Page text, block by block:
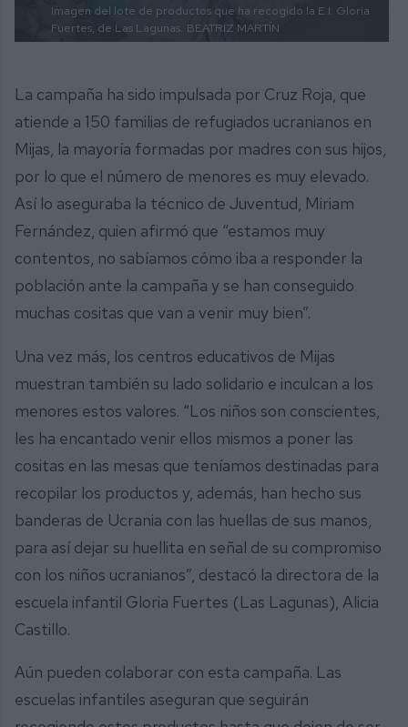
Imagen del lote de productos que ha recogido la E.I. Gloria
Fuertes, de Las Lagunas. BEATRIZ MARTÍN
La campaña ha sido impulsada por Cruz Roja, que
atiende a 150 familias de refugiados ucranianos en
Mijas, la mayoría formadas por madres con sus hijos,
por lo que el número de menores es muy elevado.
Así lo aseguraba la técnico de Juventud, Miriam
Fernández, quien afirmó que “estamos muy
contentos, no sabíamos cómo iba a responder la
población ante la campaña y se han conseguido
muchas cositas que van a venir muy bien”.
Una vez más, los centros educativos de Mijas
muestran también su lado solidario e inculcan a los
menores estos valores. “Los niños son conscientes,
les ha encantado venir ellos mismos a poner las
cositas en las mesas que teníamos destinadas para
recopilar los productos y, además, han hecho sus
banderas de Ucrania con las huellas de sus manos,
para así dejar su huellita en señal de su compromiso
con los niños ucranianos”, destacó la directora de la
escuela infantil Gloria Fuertes (Las Lagunas), Alicia
Castillo.
Aún pueden colaborar con esta campaña. Las
escuelas infantiles aseguran que seguirán